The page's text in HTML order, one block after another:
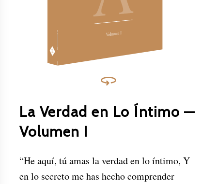
existe para compartir de forma gratuita los escritos de los primeros miembros de la Sociedad Religiosa de Amigos (Cuáqueros), creyendo que ninguna otra colección de escritos cristianos demuestra de manera más clara o convincente el poder transformador del evangelio de Jesucristo.
Descarga este y otros libros gratis en
www.bibliotecadelosamigos.org
Volumen I
La Verdad en Lo Íntimo —
Volumen I
“He aquí, tú amas la verdad en lo íntimo, Y
en lo secreto me has hecho comprender